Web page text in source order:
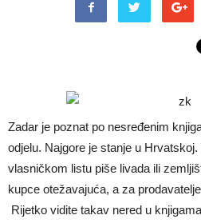
Zadar je poznat po nesređenim
odjelu. Najgore je stanje u
vlasničkom listu piše livada ili
kupce otežavajuća, a za
Rijetko vidite takav nered u